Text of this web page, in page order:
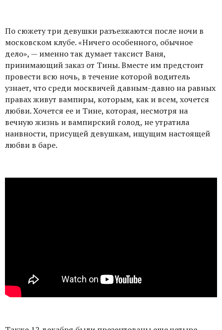
По сюжету три девушки разъезжаются после ночи в
московском клубе. «Ничего особенного, обычное
дело», — именно так думает таксист Ваня,
принимающий заказ от Тины. Вместе им предстоит
провести всю ночь, в течение которой водитель
узнает, что среди москвичей давным-давно на равных
правах живут вампиры, которым, как и всем, хочется
любви. Хочется ее и Тине, которая, несмотря на
вечную жизнь и вампирский голод, не утратила
наивности, присущей девушкам, ищущим настоящей
любви в баре.